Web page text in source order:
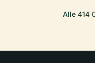
Alle 414